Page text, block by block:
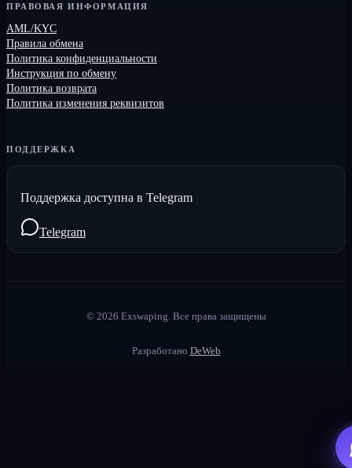
ПРАВОВАЯ ИНФОРМАЦИЯ
AML/KYC
Правила обмена
Политика конфиденциальности
Инструкция по обмену
Политика возврата
Политика изменения реквизитов
ПОДДЕРЖКА
Поддержка доступна в Telegram
Telegram
© 2026 Exswaping. Все права защищены
Разработано DeWeb